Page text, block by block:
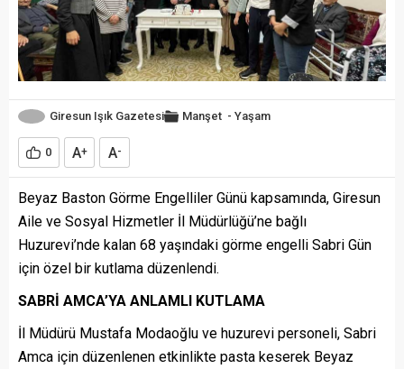
Giresun Işık Gazetesi Manşet - Yaşam
0 A+ A-
Beyaz Baston Görme Engelliler Günü kapsamında, Giresun
Aile ve Sosyal Hizmetler İl Müdürlüğü’ne bağlı
Huzurevi’nde kalan 68 yaşındaki görme engelli Sabri Gün
için özel bir kutlama düzenlendi.
SABRİ AMCA’YA ANLAMLI KUTLAMA
İl Müdürü Mustafa Modaoğlu ve huzurevi personeli, Sabri
Amca için düzenlenen etkinlikte pasta keserek Beyaz